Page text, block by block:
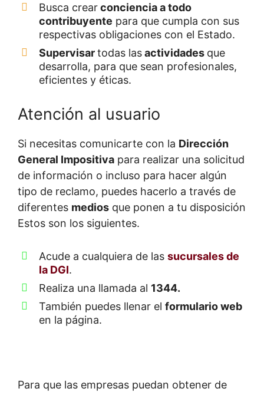
Busca crearconciencia a todo
contribuyente para que cumpla con sus
respectivas obligaciones con el Estado.
Supervisartodas lasactividades que
desarrolla, para que sean profesionales,
eficientes y éticas.
Atención al usuario
Si necesitas comunicarte con la Dirección
General Impositiva para realizar una solicitud
de información o incluso para hacer algún
tipo de reclamo, puedes hacerlo a través de
diferentes medios que ponen a tu disposición
Estos son los siguientes.
Acude a cualquiera de las sucursales de
la DGI.
Realiza una llamada al 1344.
También puedes llenar el formulario web
en la página.
Para que las empresas puedan obtener de